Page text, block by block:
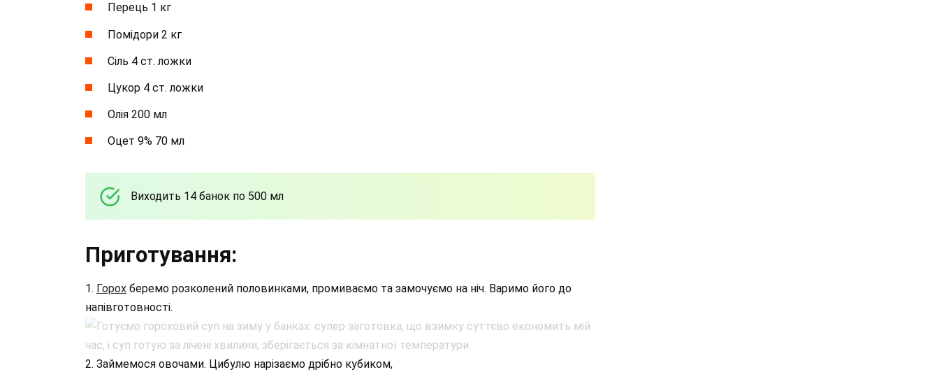
Перець 1 кг
Помідори 2 кг
Сіль 4 ст. ложки
Цукор 4 ст. ложки
Олія 200 мл
Оцет 9% 70 мл
Виходить 14 банок по 500 мл
Приготування:
1. Горох беремо розколений половинками, промиваємо та замочуємо на ніч. Варимо його до
напівготовності.
2. Займемося овочами. Цибулю нарізаємо дрібно кубиком,